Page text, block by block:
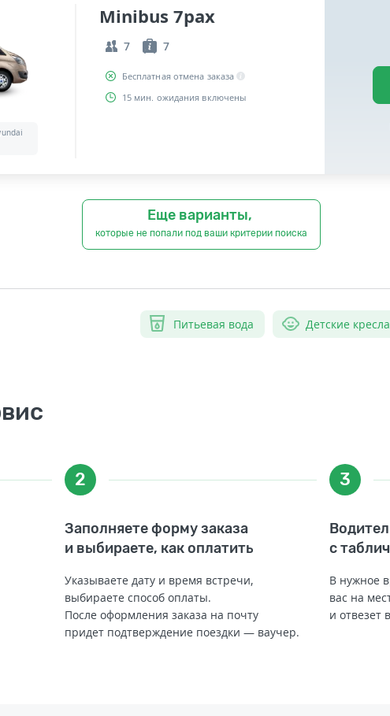
Minibus 7pax
7 7
Бесплатная отмена заказа
15 мин. ожидания включены
Еще варианты,
которые не попали под ваши критерии поиска
Питьевая вода Детские кресла
2
Заполняете форму заказа
и выбираете, как оплатить
Указываете дату и время встречи,
выбираете способ оплаты.
После оформления заказа на почту
придет подтверждение поездки — ваучер.
3
с
В нужное
вас на
и отвезет